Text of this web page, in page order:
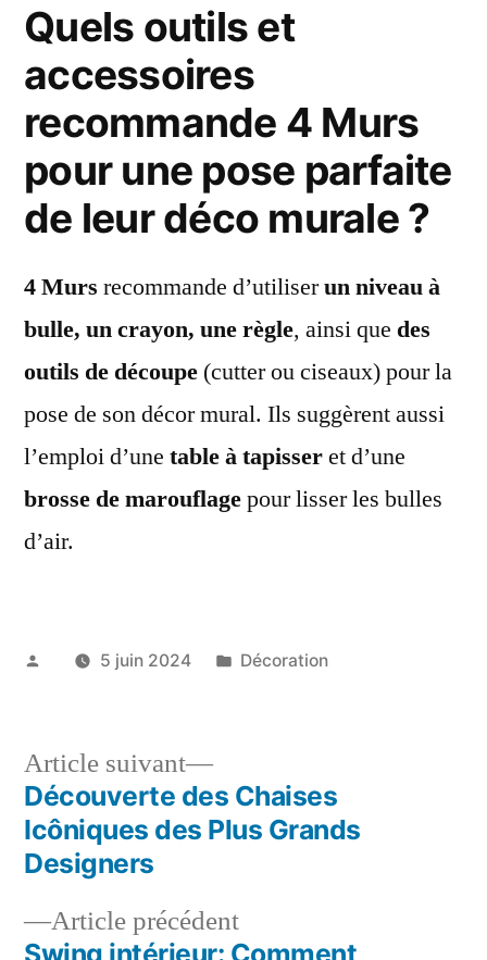
Quels outils et
accessoires
recommande 4 Murs
pour une pose parfaite
de leur déco murale ?
4 Murs recommande d’utiliserun niveau à
bulle, un crayon, une règle, ainsi que des
outils de découpe (cutter ou ciseaux) pour la
pose de son décor mural. Ils suggèrent aussi
l’emploi d’une table à tapisseret d’une
brosse de marouflagepour lisser les bulles
d’air.
Publié 5 juin 2024
Publié
Décoration
Navigation
de
l’article
Article précédentArticle
précédent :
Swing intérieur: Comment
Article suivant
Article
suivant :
Découverte des Chaises
Icôniques des Plus Grands
Designers